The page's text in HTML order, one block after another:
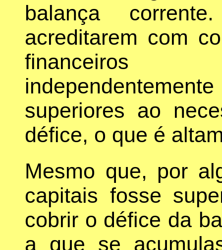
balança
acreditarem com
financeiros
superiores ao
défice, o que é
Mesmo que, por
capitais fosse
cobrir o défice da
a que se